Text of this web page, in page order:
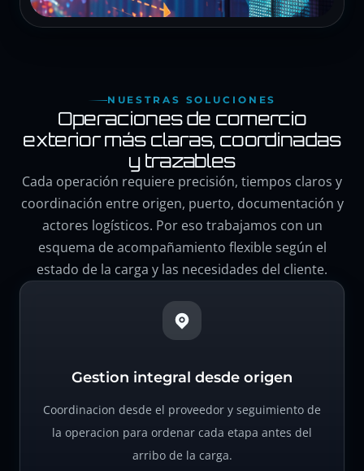
NUESTRAS SOLUCIONES
Operaciones de comercio
exterior más claras, coordinadas
y trazables
Cada operación requiere precisión, tiempos claros y
coordinación entre origen, puerto, documentación y
actores logísticos. Por eso trabajamos con un
esquema de acompañamiento flexible según el
estado de la carga y las necesidades del cliente.
Gestion integral desde origen
Coordinacion desde el proveedor y seguimiento de
la operacion para ordenar cada etapa antes del
arribo de la carga.